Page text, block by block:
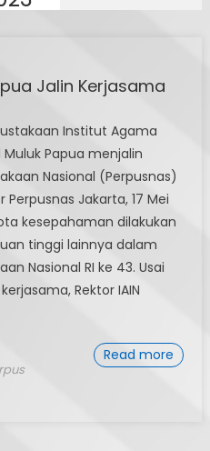
Jalin Kerjasama
Institut Agama
Papua menjalin
Nasional (Perpusnas)
Jakarta, 17 Mei
kesepahaman dilakukan
tinggi lainnya dalam
Nasional RI ke 43. Usai
Rektor IAIN
Read more